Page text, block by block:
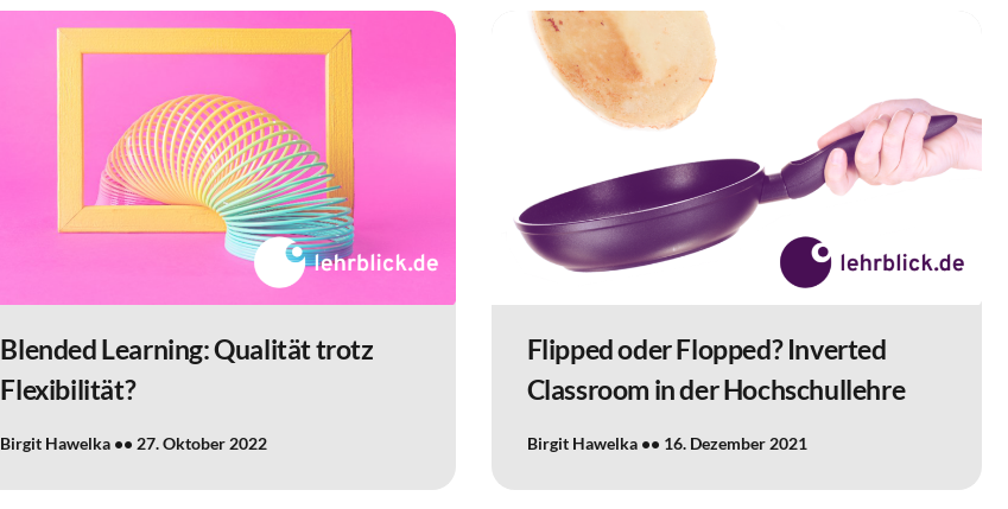
Blended Learning: Qualität trotz
Flexibilität?
Birgit Hawelka 27. Oktober 2022
Flipped oder Flopped? Inverted
Classroom in der Hochschullehre
Birgit Hawelka 16. Dezember 2021